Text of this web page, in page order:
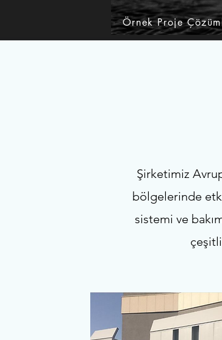
Örnek Proje
Şirketimiz
bölgelerinde
sistemi ve